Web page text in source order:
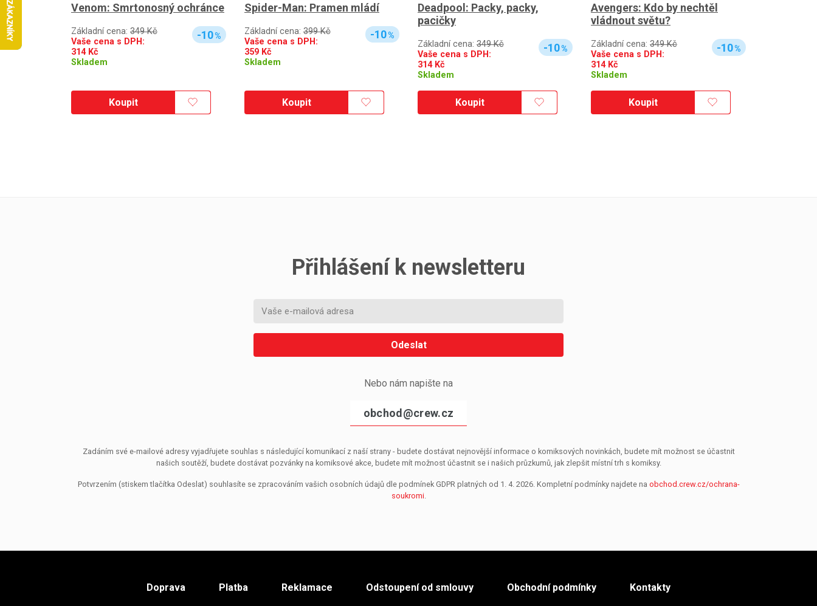
Venom: Smrtonosný ochránce
Základní cena: 349 Kč
Vaše cena s DPH:
314Kč
Skladem
-10%
Koupit
Spider-Man: Pramen mládí
Základní cena: 399 Kč
Vaše cena s DPH:
359 Kč
Skladem
-10%
Koupit
Deadpool: Packy, packy,
pacičky
Základní cena: 349 Kč
Vaše cena s DPH:
314Kč
Skladem
-10%
Koupit
Avengers: Kdo by nechtěl
vládnout světu?
Základní cena: 349 Kč
Vaše cena s DPH:
314Kč
Skladem
-10%
Koupit
Přihlášení k newsletteru
Odeslat
Nebo nám napište na
obchod@crew.cz
Zadáním své e-mailové adresy vyjadřujete souhlas s následující komunikací z naší strany - budete dostávat nejnovější informace o komiksových novinkách, budete mít možnost se účastnit
našich soutěží, budete dostávat pozvánky na komiksové akce, budete mít možnost účastnit se i našich průzkumů, jak zlepšit místní trh s komiksy.
Potvrzením (stiskem tlačítka Odeslat) souhlasíte se zpracováním vašich osobních údajů dle podmínek GDPR platných od 1. 4. 2026. Kompletní podmínky najdete na obchod.crew.cz/ochrana-
soukromi.
Doprava Platba Reklamace Odstoupení od smlouvy Obchodní podmínky Kontakty